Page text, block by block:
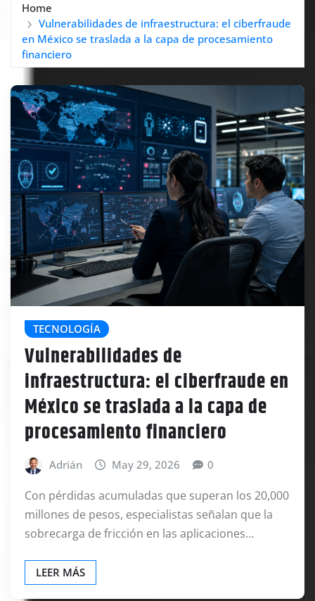
Home
Vulnerabilidades de infraestructura: el ciberfraude
en México se traslada a la capa de procesamiento
financiero
TECNOLOGÍA
Vulnerabilidades de
infraestructura: el ciberfraude en
México se traslada a la capa de
procesamiento financiero
Adrián May 29, 2026 0
Con pérdidas acumuladas que superan los 20,000
millones de pesos, especialistas señalan que la
sobrecarga de fricción en las aplicaciones…
LEER MÁS